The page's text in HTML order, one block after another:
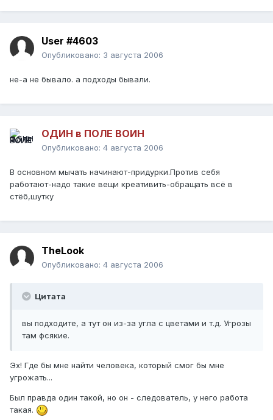
User #4603
Опубликовано: 3 августа 2006
не-а не бывало. а подходы бывали.
ОДИН в ПОЛЕ ВОИН
Опубликовано: 4 августа 2006
В основном мычать начинают-придурки.Против себя
работают-надо такие вещи креативить-обращать всё в
стёб,шутку
TheLook
Опубликовано: 4 августа 2006
Цитата
вы подходите, а тут он из-за угла с цветами и т.д. Угрозы
там фсякие.
Эх! Где бы мне найти человека, который смог бы мне
угрожать...
Был правда один такой, но он - следователь, у него работа
такая.